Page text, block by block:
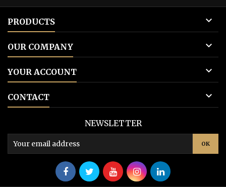
PRODUCTS 
OUR COMPANY 
YOUR ACCOUNT 
CONTACT 
NEWSLETTER